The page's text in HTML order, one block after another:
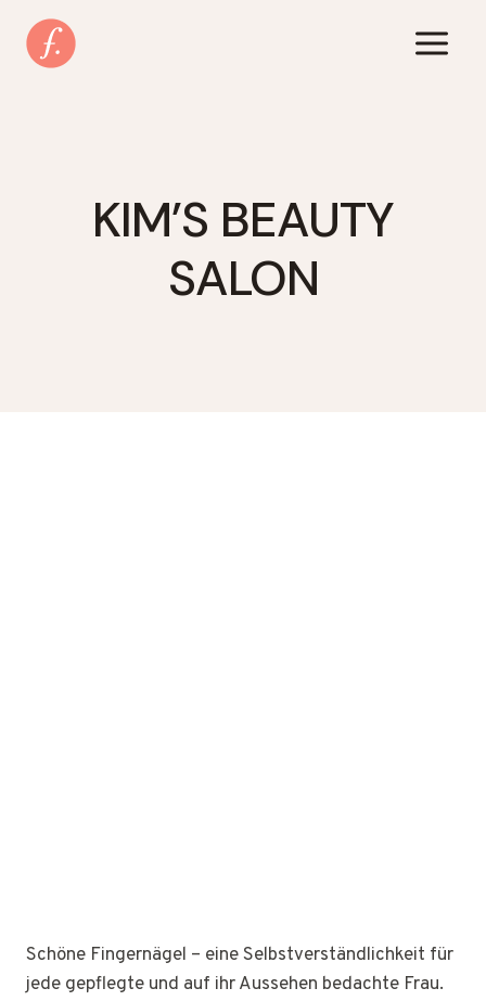
Inhalt
springen
KIM’S BEAUTY
SALON
Schöne Fingernägel – eine Selbstverständlichkeit für
jede gepflegte und auf ihr Aussehen bedachte Frau.